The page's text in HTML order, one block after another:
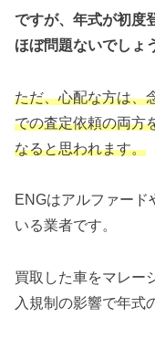
ですが、年式が初度
ほぼ問題ないでしょ
ただ、心配な方は、
での査定依頼の両方
なると思われます。
ENGはアルファード
いる業者です。
買取した車をマレー
入規制の影響で年式